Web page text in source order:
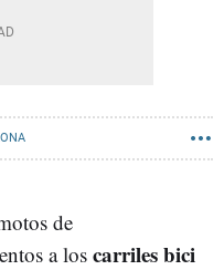
de
a loscarriles bici